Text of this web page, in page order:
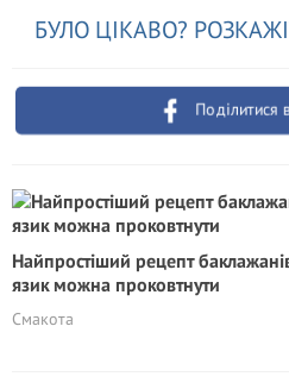
БУЛО ЦІКАВО?
Поділитися
Найпростіший рецепт
язик можна проковтнути
Смакота